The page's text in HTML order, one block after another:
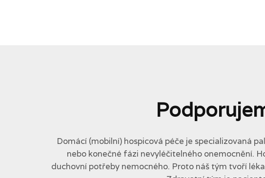
Domácí (mobilní) hospicová péče je specializovaná
nebo konečné fázi nevyléčitelného onemocnění.
duchovní potřeby nemocného. Proto náš tým tvoří